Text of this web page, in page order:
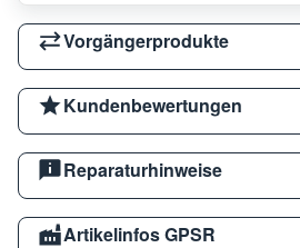
Vorgängerprodukte
Kundenbewertungen
Reparaturhinweise
Artikelinfos GPSR